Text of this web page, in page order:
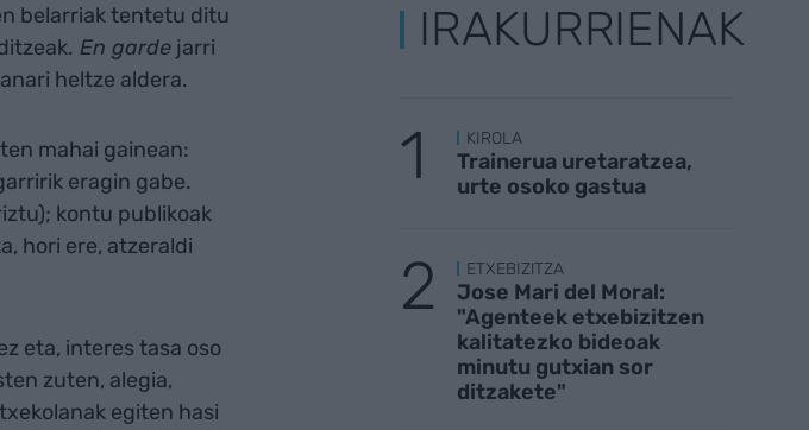
belarriak tentetu ditu
En gardejarri
heltze aldera.
mahai gainean:
eragin gabe.
kontu publikoak
hori ere, atzeraldi
eta, interes tasa oso
zuten, alegia,
egiten hasi
IRAKURRIENAK
KIROLA
Trainerua uretaratzea,
urte osoko gastua
ETXEBIZITZA
Jose Mari del Moral:
"Agenteek etxebizitzen
kalitatezko bideoak
minutu gutxian sor
ditzakete"